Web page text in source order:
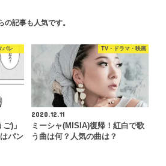
の記事も人気です。
バレ
)」
パン
TV・ドラマ・映画
2020.12.11
ミーシャ(MISIA)復帰！紅白で歌
う曲は何？人気の曲は？